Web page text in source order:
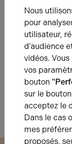
Diagnostic de
Diagnostic DPE en
B C
Indice
Diagnostic GES
Nous
pour
utilisateur,
d’audience
vidéos.
vos
bouton
sur le bouton
acceptez le
Dans le cas
mes
proposés,